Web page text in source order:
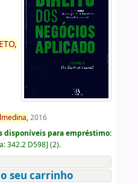
2016
disponíveis para empréstimo:
342.2 D598] (2).
seu carrinho